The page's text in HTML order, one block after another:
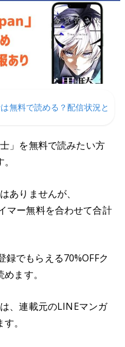
無料で読める？配信状況と
」を無料で読みたい方
ありませんが、
マー無料を合わせて合計
でもらえる70%OFFク
ます。
、連載元のLINEマンガ
。